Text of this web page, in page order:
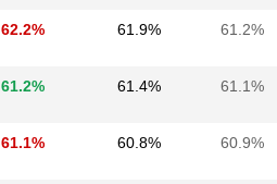
62.2% 61.9% 61.2%
61.2% 61.4% 61.1%
61.1% 60.8% 60.9%